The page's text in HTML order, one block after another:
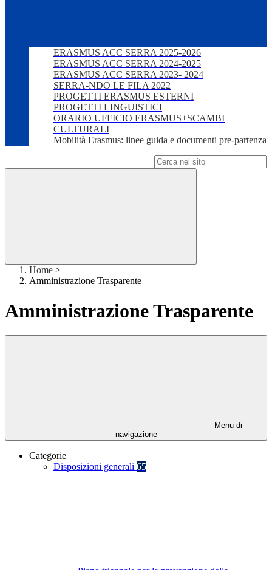
ERASMUS ACC SERRA 2025-2026
ERASMUS ACC SERRA 2024-2025
ERASMUS ACC SERRA 2023- 2024
SERRA-NDO LE FILA 2022
PROGETTI ERASMUS ESTERNI
PROGETTI LINGUISTICI
ORARIO UFFICIO ERASMUS+SCAMBI
CULTURALI
Mobilità Erasmus: linee guida e documenti pre-partenza
Home >
Amministrazione Trasparente
Amministrazione Trasparente
Menu di
navigazione
Categorie
Disposizioni generali 65